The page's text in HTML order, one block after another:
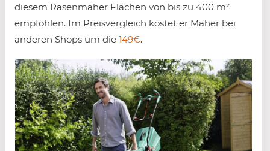
diesem Rasenmäher Flächen von bis zu 400 m²
empfohlen. Im Preisvergleich kostet er Mäher bei
anderen Shops um die 149€.